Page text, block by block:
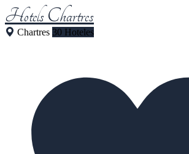
Hotels Chartres
Chartres 30 Hoteles